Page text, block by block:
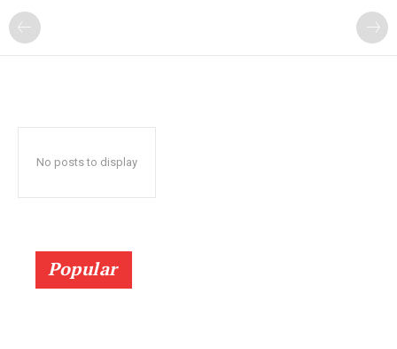
No posts to display
Popular